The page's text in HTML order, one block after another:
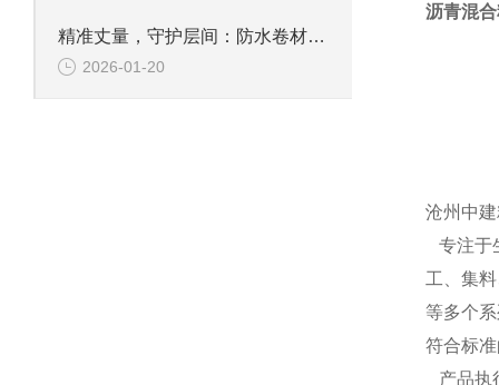
精准丈量，守护层间：防水卷材测厚仪，构筑品质防线的厚度标尺
2026-01-20
沥青混
沧州中
专注于
工、集
等多个
符合标
产品执